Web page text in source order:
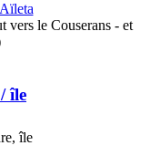
vers le Couserans - et
/ île
île